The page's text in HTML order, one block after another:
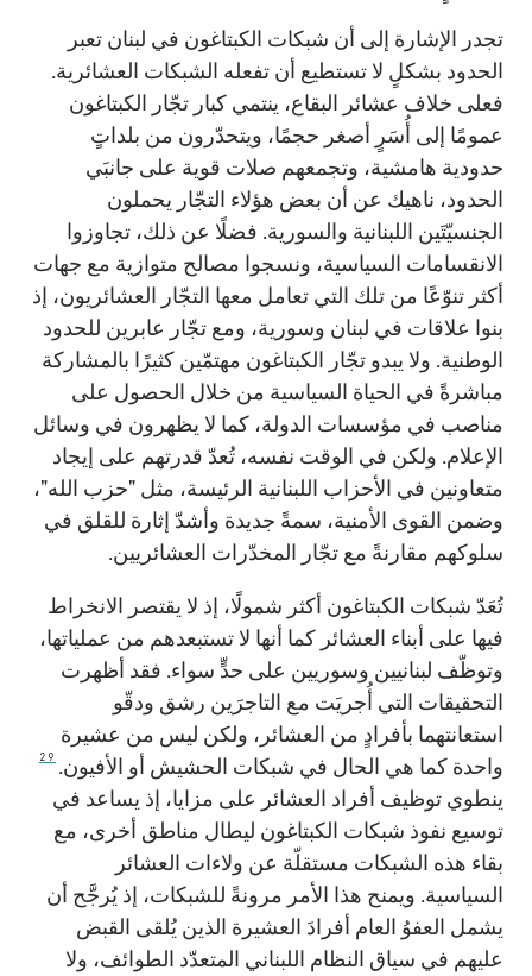
تجدر الإشارة إلى أن شبكات الكبتاغون في لبنان تعبر
الحدود بشكلٍ لا تستطيع أن تفعله الشبكات العشائرية.
فعلى خلاف عشائر البقاع، ينتمي كبار تجّار الكبتاغون
عمومًا إلى أُسَرٍ أصغر حجمًا، ويتحدّرون من بلداتٍ
حدودية هامشية، وتجمعهم صلات قوية على جانبَي
الحدود، ناهيك عن أن بعض هؤلاء التجّار يحملون
الجنسيّتَين اللبنانية والسورية. فضلًا عن ذلك، تجاوزوا
الانقسامات السياسية، ونسجوا مصالح متوازية مع جهات
أكثر تنوّعًا من تلك التي تعامل معها التجّار العشائريون، إذ
بنوا علاقات في لبنان وسورية، ومع تجّار عابرين للحدود
الوطنية. ولا يبدو تجّار الكبتاغون مهتمّين كثيرًا بالمشاركة
مباشرةً في الحياة السياسية من خلال الحصول على
مناصب في مؤسسات الدولة، كما لا يظهرون في وسائل
الإعلام. ولكن في الوقت نفسه، تُعدّ قدرتهم على إيجاد
متعاونين في الأحزاب اللبنانية الرئيسة، مثل "حزب الله"،
وضمن القوى الأمنية، سمةً جديدة وأشدّ إثارة للقلق في
سلوكهم مقارنةً مع تجّار المخدّرات العشائريين.
تُعَدّ شبكات الكبتاغون أكثر شمولًا، إذ لا يقتصر الانخراط
فيها على أبناء العشائر كما أنها لا تستبعدهم من عملياتها،
وتوظّف لبنانيين وسوريين على حدٍّ سواء. فقد أظهرت
التحقيقات التي أُجريَت مع التاجرَين رشق ودقّو
استعانتهما بأفرادٍ من العشائر، ولكن ليس من عشيرة
واحدة كما هي الحال في شبكات الحشيش أو الأفيون. 29
ينطوي توظيف أفراد العشائر على مزايا، إذ يساعد في
توسيع نفوذ شبكات الكبتاغون ليطال مناطق أخرى، مع
بقاء هذه الشبكات مستقلّة عن ولاءات العشائر
السياسية. ويمنح هذا الأمر مرونةً للشبكات، إذ يُرجَّح أن
يشمل العفوُ العام أفرادَ العشيرة الذين يُلقى القبض
عليهم في سياق النظام اللبناني المتعدّد الطوائف، ولا